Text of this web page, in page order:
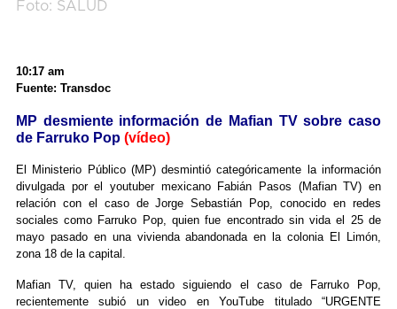
Foto: SALUD
10:17 am
Fuente: Transdoc
MP desmiente información de Mafian TV sobre caso
de Farruko Pop(vídeo)
El Ministerio Público (MP) desmintió categóricamente la información
divulgada por el youtuber mexicano Fabián Pasos (Mafian TV) en
relación con el caso de Jorge Sebastián Pop, conocido en redes
sociales como Farruko Pop, quien fue encontrado sin vida el 25 de
mayo pasado en una vivienda abandonada en la colonia El Limón,
zona 18 de la capital.
Mafian TV, quien ha estado siguiendo el caso de Farruko Pop,
recientemente subió un video en YouTube titulado “URGENTE